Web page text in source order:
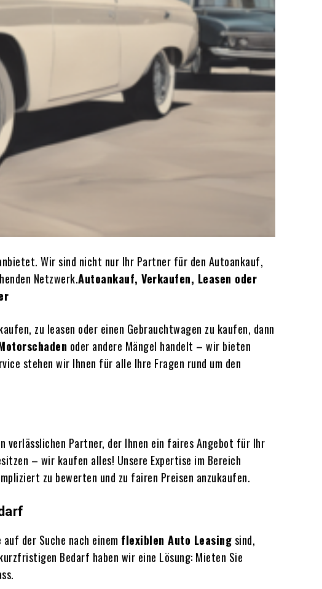
Wir sind nicht nur Ihr Partner für den Autoankauf,
Netzwerk.Autoankauf, Verkaufen, Leasen oder
zu leasen oder einen Gebrauchtwagen zu kaufen, dann
oder andere Mängel handelt – wir bieten
stehen wir Ihnen für alle Ihre Fragen rund um den
verlässlichen Partner, der Ihnen ein faires Angebot für Ihr
– wir kaufen alles! Unsere Expertise im Bereich
zu bewerten und zu fairen Preisen anzukaufen.
der Suche nach einem flexiblen Auto Leasingsind,
Bedarf haben wir eine Lösung: Mieten Sie